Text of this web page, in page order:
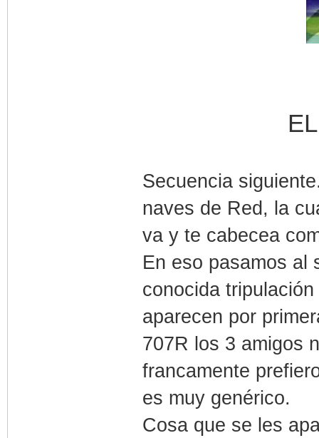
Secuencia
naves de Red, la
va y te cabecea
En eso pasamos al
conocida
aparecen por
707R los 3 amigos
francamente
es muy genérico.
Cosa que se les